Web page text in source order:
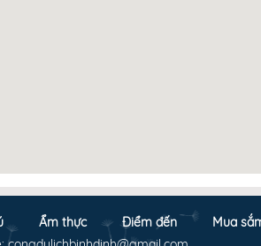
Ẩm thực Điểm đến Mua